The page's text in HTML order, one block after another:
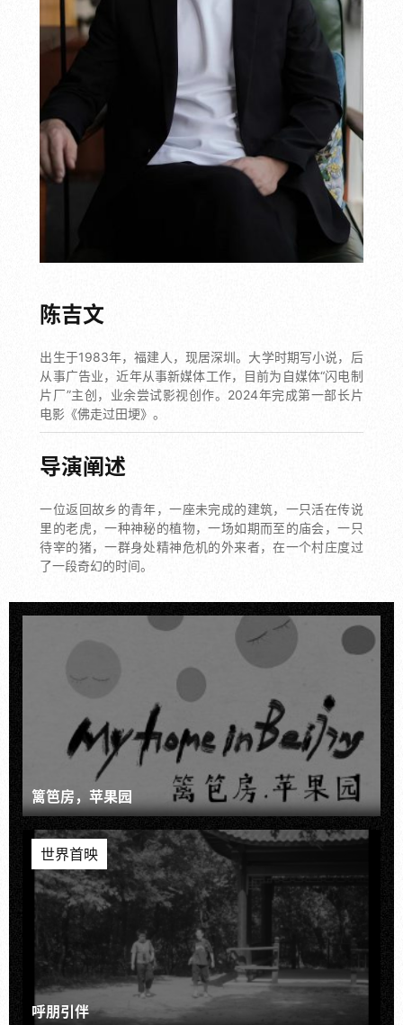
陈吉文
出生于1983年，福建人，现居深圳。大学时期写小说，后
从事广告业，近年从事新媒体工作，目前为自媒体“闪电制
片厂”主创，业余尝试影视创作。2024年完成第一部长片
电影《佛走过田埂》。
导演阐述
一位返回故乡的青年，一座未完成的建筑，一只活在传说
里的老虎，一种神秘的植物，一场如期而至的庙会，一只
待宰的猪，一群身处精神危机的外来者，在一个村庄度过
了一段奇幻的时间。
篱笆房，苹果园
世界首映
呼朋引伴